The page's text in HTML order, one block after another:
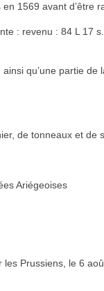
1569 avant d’être
: revenu : 84 L 17
qu’une partie
de tonneaux et de
Ariégeoises
Prussiens, le 6